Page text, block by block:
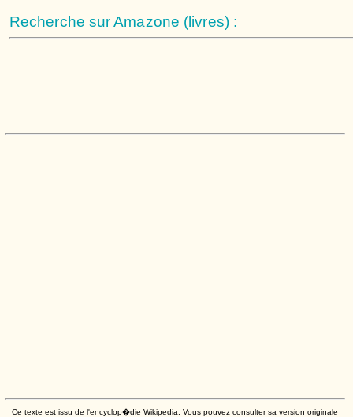
Recherche sur Amazone (livres) :
Ce texte est issu de l'encyclop�die Wikipedia. Vous pouvez consulter sa version originale